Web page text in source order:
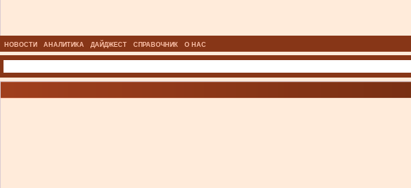
НОВОСТИ АНАЛИТИКА ДАЙДЖЕСТ СПРАВОЧНИК О НАС